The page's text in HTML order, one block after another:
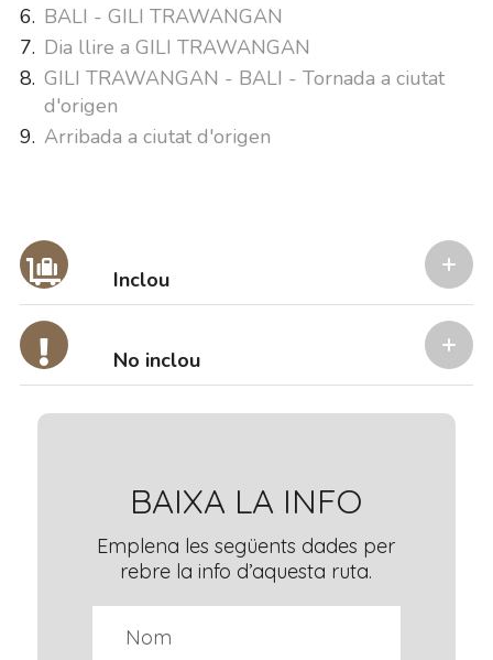
BALI - GILI TRAWANGAN
Dia llire a GILI TRAWANGAN
GILI TRAWANGAN - BALI - Tornada a ciutat
d'origen
Arribada a ciutat d'origen
Inclou
No inclou
BAIXA LA INFO
Emplena les següents dades per
rebre la info d’aquesta ruta.